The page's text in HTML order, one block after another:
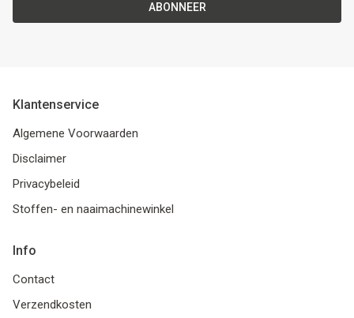
ABONNEER
Klantenservice
Algemene Voorwaarden
Disclaimer
Privacybeleid
Stoffen- en naaimachinewinkel
Info
Contact
Verzendkosten